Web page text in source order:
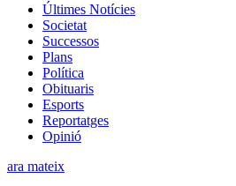
Últimes Notícies
Societat
Successos
Plans
Política
Obituaris
Esports
Reportatges
Opinió
ara mateix